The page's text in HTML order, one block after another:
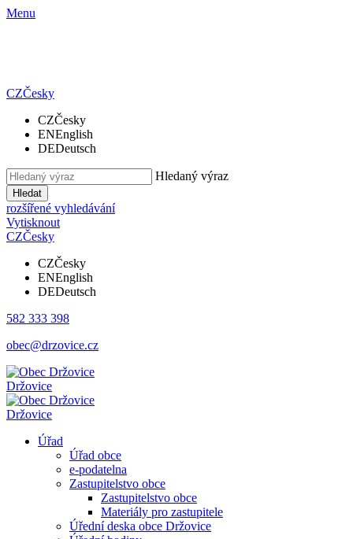
Menu
CZČesky
CZČesky
ENEnglish
DEDeutsch
Hledaný výraz
Hledat
rozšířené vyhledávání
Vytisknout
CZČesky
CZČesky
ENEnglish
DEDeutsch
582 333 398
obec@drzovice.cz
Držovice
Držovice
Úřad
Úřad obce
e-podatelna
Zastupitelstvo obce
Zastupitelstvo obce
Materiály pro zastupitele
Úřední deska obce Držovice